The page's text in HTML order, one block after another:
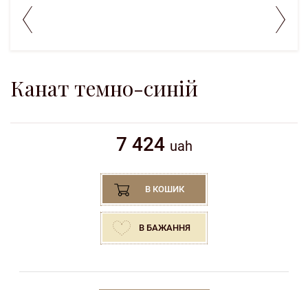
Канат темно-синій
7 424 uah
В КОШИК
В БАЖАННЯ